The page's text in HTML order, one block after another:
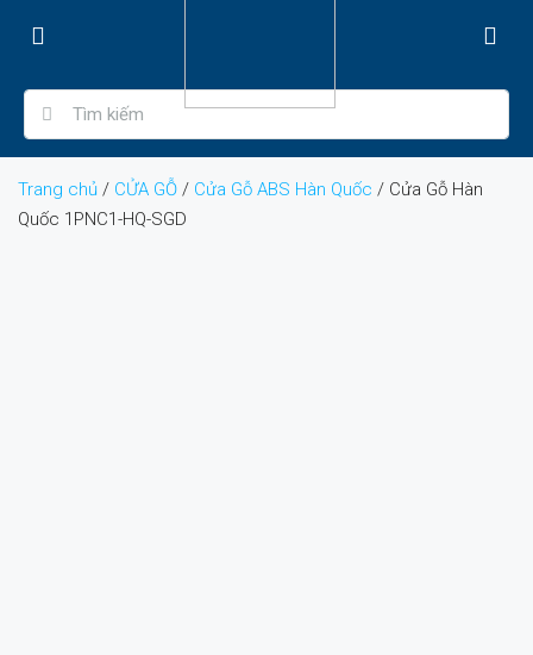
Trang chủ / CỬA GỖ / Cửa Gỗ ABS Hàn Quốc / Cửa Gỗ Hàn
Quốc 1PNC1-HQ-SGD